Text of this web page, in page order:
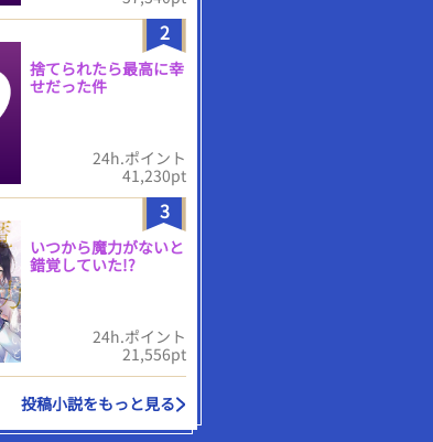
2
捨てられたら最高に幸
せだった件
24h.ポイント
41,230pt
3
いつから魔力がないと
錯覚していた!?
24h.ポイント
21,556pt
投稿小説をもっと見る